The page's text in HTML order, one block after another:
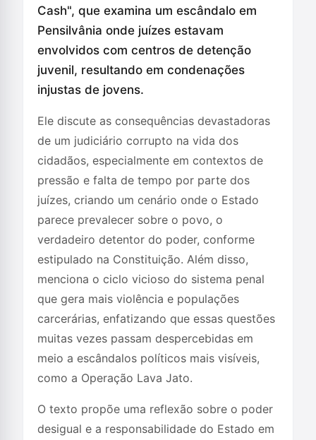
Cash", que examina um escândalo em
Pensilvânia onde juízes estavam
envolvidos com centros de detenção
juvenil, resultando em condenações
injustas de jovens.
Ele discute as consequências devastadoras
de um judiciário corrupto na vida dos
cidadãos, especialmente em contextos de
pressão e falta de tempo por parte dos
juízes, criando um cenário onde o Estado
parece prevalecer sobre o povo, o
verdadeiro detentor do poder, conforme
estipulado na Constituição. Além disso,
menciona o ciclo vicioso do sistema penal
que gera mais violência e populações
carcerárias, enfatizando que essas questões
muitas vezes passam despercebidas em
meio a escândalos políticos mais visíveis,
como a Operação Lava Jato.
O texto propõe uma reflexão sobre o poder
desigual e a responsabilidade do Estado em